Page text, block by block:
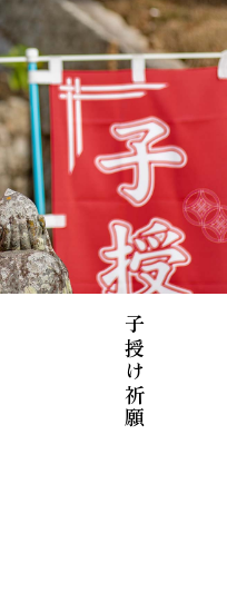
子授け祈願